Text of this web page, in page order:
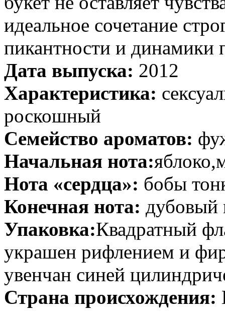
идеальное сочетание
пикантности и динамики
Дата выпуска: 2012
Характеристика:
роскошный
Семейство ароматов:
Начальная нота:
Нота «сердца»: бобы
Конечная нота: дубовый
Упаковка:Квадратный
украшен рифлением и
увенчан синей
Страна происхождения: